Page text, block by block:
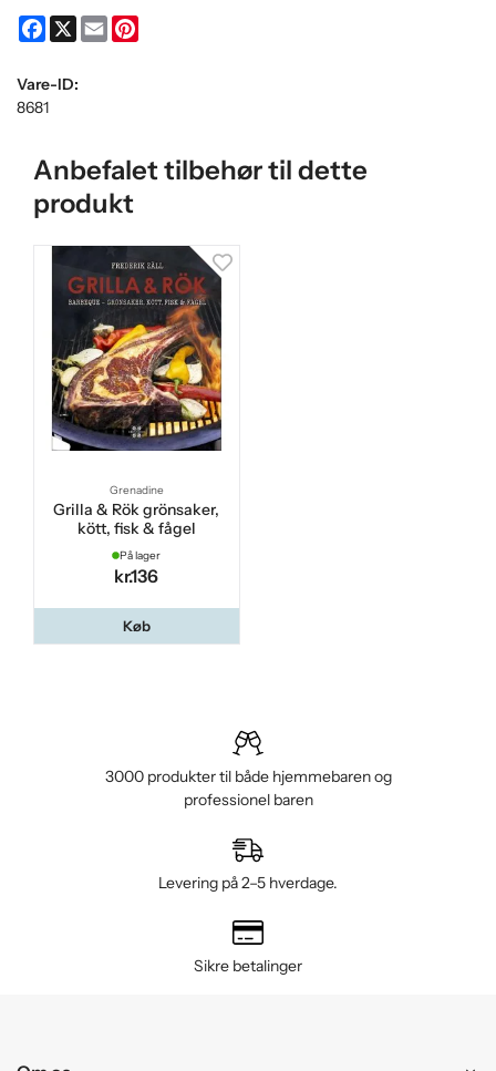
Facebook
X Email
Vare-ID:
8681
Anbefalet tilbehør til dette
produkt
Grenadine
Grilla & Rök grönsaker,
kött, fisk & fågel
På lager
kr.136
Køb
3000 produkter til både hjemmebaren og
professionel baren
Levering på 2–5 hverdage.
Sikre betalinger